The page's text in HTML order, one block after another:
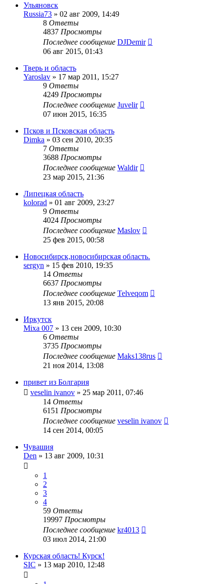
Ульяновск
Russia73 » 02 авг 2009, 14:49
8 Ответы
4837 Просмотры
Последнее сообщение DJDemir
06 авг 2015, 01:43
Тверь и область
Yaroslav » 17 мар 2011, 15:27
9 Ответы
4249 Просмотры
Последнее сообщение Juvelir
07 июн 2015, 16:35
Псков и Псковская область
Dimka » 03 сен 2010, 20:35
7 Ответы
3688 Просмотры
Последнее сообщение Waldir
23 мар 2015, 21:36
Липецкая область
kolorad » 01 авг 2009, 23:27
9 Ответы
4024 Просмотры
Последнее сообщение Maslov
25 фев 2015, 00:58
Новосибирск,новосибирская область.
sergyn » 15 фев 2010, 19:35
14 Ответы
6637 Просмотры
Последнее сообщение Telveqom
13 янв 2015, 20:08
Иркутск
Mixa 007 » 13 сен 2009, 10:30
6 Ответы
3735 Просмотры
Последнее сообщение Maks138rus
21 ноя 2014, 13:08
привет из Болгария
veselin ivanov » 25 мар 2011, 07:46
14 Ответы
6151 Просмотры
Последнее сообщение veselin ivanov
14 сен 2014, 00:05
Чувашия
Den » 13 авг 2009, 10:31
1
2
3
4
59 Ответы
19997 Просмотры
Последнее сообщение kr4013
03 июл 2014, 21:00
Курская область! Курск!
SIC » 13 мар 2010, 12:48